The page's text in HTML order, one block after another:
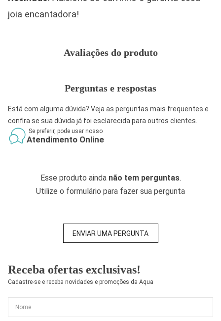
joia encantadora!
Avaliações do produto
Perguntas e respostas
Está com alguma dúvida? Veja as perguntas mais frequentes e
confira se sua dúvida já foi esclarecida para outros clientes.
Se preferir, pode usar nosso
Atendimento Online
Esse produto ainda não tem perguntas.
Utilize o formulário para fazer sua pergunta
ENVIAR UMA PERGUNTA
Receba ofertas exclusivas!
Cadastre-se e receba novidades e promoções da Aqua